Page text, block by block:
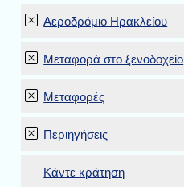
Αεροδρόμιο Ηρακλείου
Μεταφορά στο ξενοδοχείο
Μεταφορές
Περιηγήσεις
Κάντε κράτηση